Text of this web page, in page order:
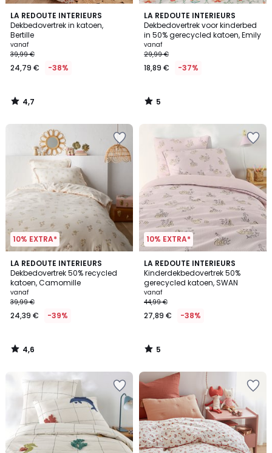
LA REDOUTE INTERIEURS
Dekbedovertrek in katoen,
Bertille
vanaf
39,99 €
24,79 € -38%
4,7
/ 5
4,7
/
LA REDOUTE INTERIEURS
Dekbedovertrek voor kinderbed
in 50% gerecycled katoen, Emily
vanaf
29,99 €
18,89 € -37%
5
/
5
5
/
10% EXTRA*
LA REDOUTE INTERIEURS
Dekbedovertrek 50% recycled
katoen, Camomille
vanaf
39,99 €
24,39 € -39%
4,6
/ 5
4,6
/
10% EXTRA*
LA REDOUTE INTERIEURS
Kinderdekbedovertrek 50%
gerecycled katoen, SWAN
vanaf
44,99 €
27,89 € -38%
5
/
5
5
/